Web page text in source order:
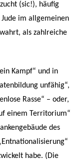
(sic!), häufig
im allgemeinen
als zahlreiche
Kampf“ und in
unfähig“,
Rasse“ – oder,
einem Territorium“
des
habe. (Die